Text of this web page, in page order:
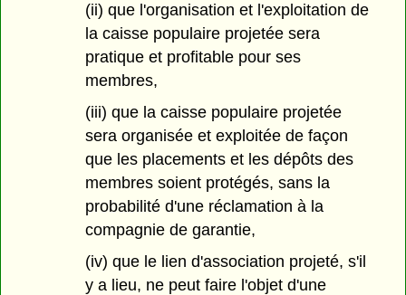
(ii) que l'organisation et l'exploitation de
la caisse populaire projetée sera
pratique et profitable pour ses
membres,
(iii) que la caisse populaire projetée
sera organisée et exploitée de façon
que les placements et les dépôts des
membres soient protégés, sans la
probabilité d'une réclamation à la
compagnie de garantie,
(iv) que le lien d'association projeté, s'il
y a lieu, ne peut faire l'objet d'une